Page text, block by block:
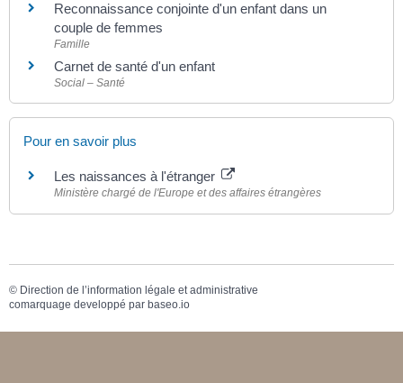
Reconnaissance conjointe d'un enfant dans un
couple de femmes
Famille
Carnet de santé d'un enfant
Social – Santé
Pour en savoir plus
Les naissances à l'étranger
Ministère chargé de l'Europe et des affaires étrangères
© Direction de l’information légale et administrative
comarquage developpé par baseo.io